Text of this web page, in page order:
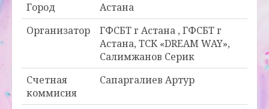
Город
Астана
Организатор
ГФСБТ г Астана , ГФСБТ г
Астана, ТСК «DREAM WAY»,
Салимжанов Серик
Счетная
коммисия
Сапаргалиев Артур